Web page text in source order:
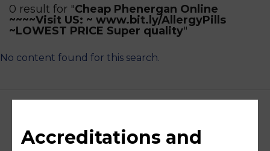
0 result for "Cheap Phenergan Online
~~~~Visit US: ~ www.bit.ly/AllergyPills
~LOWEST PRICE Super quality"
No content found for this search.
Accreditations and